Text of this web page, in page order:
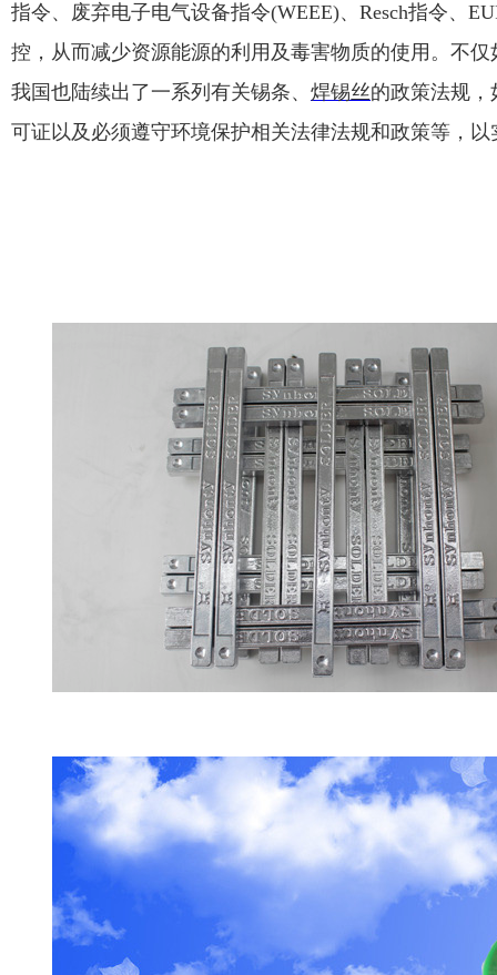
指令、废弃电子电气设备指令(WEEE)、 Resch指令、
控，从而减少资源能源的利用及毒害物质的使用。不
我国也陆续出了一系列有关锡条、 焊锡丝的政策法规
可证以及必须遵守环境保护相关法律法规和政策等，